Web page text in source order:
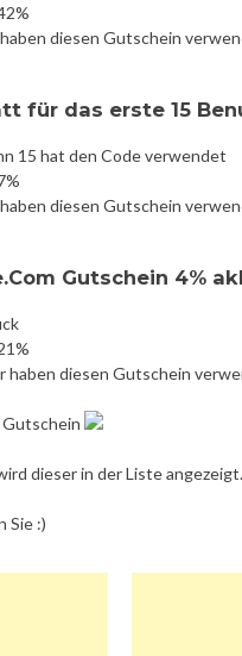
diesen Gutschein
für das erste 15
15 hat den Code verwendet
diesen Gutschein
Gutschein 4%
haben diesen Gutschein
Gutschein
dieser in der Liste angezeigt.
Sie :)